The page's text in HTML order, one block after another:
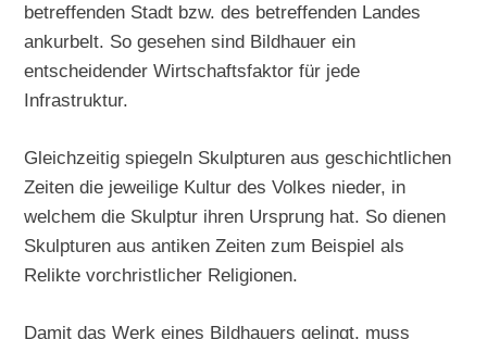
betreffenden Stadt bzw. des betreffenden Landes
ankurbelt. So gesehen sind Bildhauer ein
entscheidender Wirtschaftsfaktor für jede
Infrastruktur.
Gleichzeitig spiegeln Skulpturen aus geschichtlichen
Zeiten die jeweilige Kultur des Volkes nieder, in
welchem die Skulptur ihren Ursprung hat. So dienen
Skulpturen aus antiken Zeiten zum Beispiel als
Relikte vorchristlicher Religionen.
Damit das Werk eines Bildhauers gelingt, muss